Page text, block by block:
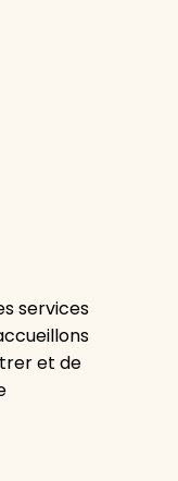
services
et de